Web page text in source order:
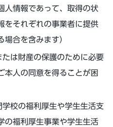
人情報であって、取得の状
をそれぞれの事業者に提供
場合を含みます）
たは財産の保護のために必要
本人の同意を得ることが困
校の福利厚生や学生生活支
の福利厚生事業や学生生活